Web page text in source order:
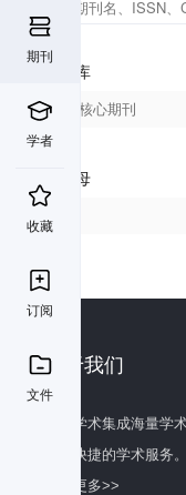
期刊
学者
收藏
订阅
文件
数据库
北大核心期刊
首字母
关于我们
百度学术集成海量学
全面快捷的学术服务
了解更多>>